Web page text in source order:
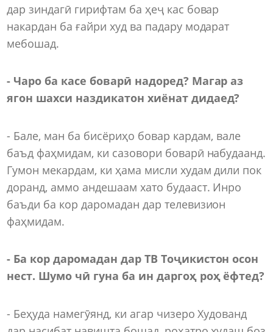
дар зиндагӣ гирифтам ба ҳеҷ кас бовар
накардан ба ғайри худ ва падару модарат
мебошад.
- Чаро ба касе боварӣ надоред? Магар аз
ягон шахси наздикатон хиёнат дидаед?
- Бале, ман ба бисёриҳо бовар кардам, вале
баъд фаҳмидам, ки сазовори боварӣ набудаанд.
Гумон мекардам, ки ҳама мисли худам дили пок
доранд, аммо андешаам хато будааст. Инро
баъди ба кор даромадан дар телевизион
фаҳмидам.
- Ба кор даромадан дар ТВ Тоҷикистон осон
нест. Шумо чӣ гуна ба ин даргоҳ роҳ ёфтед?
- Беҳуда намегӯянд, ки агар чизеро Худованд